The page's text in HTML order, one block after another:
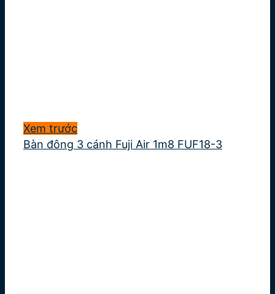
Xem trước
Bàn đông 3 cánh Fuji Air 1m8 FUF18-3